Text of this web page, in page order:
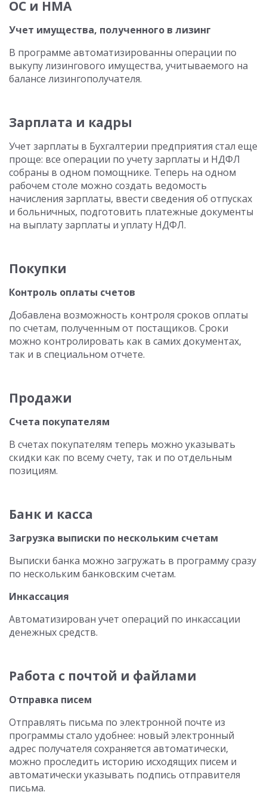
ОС и НМА
Учет имущества, полученного в лизинг
В программе автоматизированны операции по
выкупу лизингового имущества, учитываемого на
балансе лизингополучателя.
Зарплата и кадры
Учет зарплаты в Бухгалтерии предприятия стал еще
проще: все операции по учету зарплаты и НДФЛ
собраны в одном помощнике. Теперь на одном
рабочем столе можно создать ведомость
начисления зарплаты, ввести сведения об отпусках
и больничных, подготовить платежные документы
на выплату зарплаты и уплату НДФЛ.
Покупки
Контроль оплаты счетов
Добавлена возможность контроля сроков оплаты
по счетам, полученным от постащиков. Сроки
можно контролировать как в самих документах,
так и в специальном отчете.
Продажи
Счета покупателям
В счетах покупателям теперь можно указывать
скидки как по всему счету, так и по отдельным
позициям.
Банк и касса
Загрузка выписки по нескольким счетам
Выписки банка можно загружать в программу сразу
по нескольким банковским счетам.
Инкассация
Автоматизирован учет операций по инкассации
денежных средств.
Работа с почтой и файлами
Отправка писем
Отправлять письма по электронной почте из
программы стало удобнее: новый электронный
адрес получателя сохраняется автоматически,
можно проследить историю исходящих писем и
автоматически указывать подпись отправителя
письма.